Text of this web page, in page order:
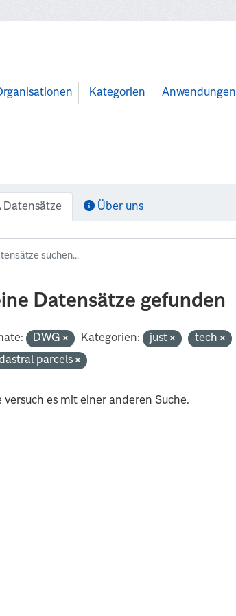
Kategorien Anwendungen
Datensätze Über uns
Datensätze gefunden
DWG Kategorien: just tech
parcels
versuch es mit einer anderen Suche.